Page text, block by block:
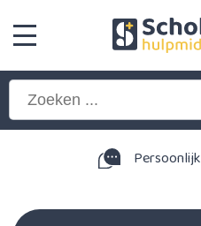
Persoonlijk